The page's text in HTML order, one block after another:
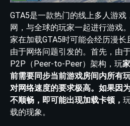
GTA5是一款热门的线上多人游
网，与全球的玩家一起进行游戏
家在加载GTA5时可能会经历漫
由于网络问题引发的。首先，由
P2P（Peer-to-Peer）架构，玩
前需要同步当前游戏房间内所有
对网络速度的要求极高。如果因
不顺畅，即可能出现加载卡顿，
载的现象。